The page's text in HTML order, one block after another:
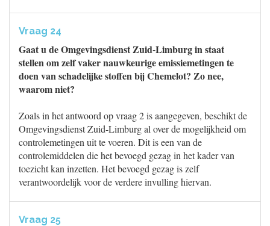
Vraag 24
Gaat u de Omgevingsdienst Zuid-Limburg in staat
stellen om zelf vaker nauwkeurige emissiemetingen te
doen van schadelijke stoffen bij Chemelot? Zo nee,
waarom niet?
Zoals in het antwoord op vraag 2 is aangegeven, beschikt de
Omgevingsdienst Zuid-Limburg al over de mogelijkheid om
controlemetingen uit te voeren. Dit is een van de
controlemiddelen die het bevoegd gezag in het kader van
toezicht kan inzetten. Het bevoegd gezag is zelf
verantwoordelijk voor de verdere invulling hiervan.
Vraag 25